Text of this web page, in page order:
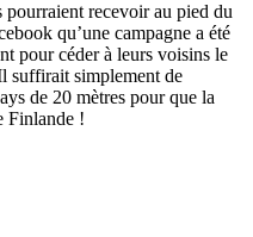
recevoir au pied du
qu’une campagne a été
pour céder à leurs voisins le
suffirait simplement de
de 20 mètres pour que la
Finlande !